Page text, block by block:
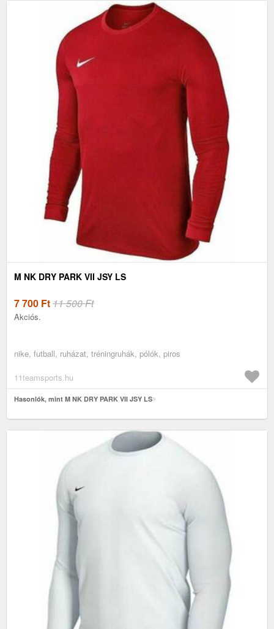
M NK DRY PARK VII JSY LS
7 700 Ft11 500 Ft
Akciós.
nike, futball, ruházat, tréningruhák, pólók, piros
11teamsports.hu
Hasonlók, mint M NK DRY PARK VII JSY LS